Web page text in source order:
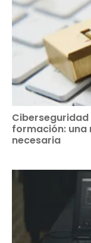
formación: una
necesaria